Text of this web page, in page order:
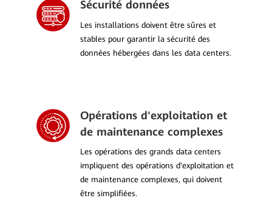
Sécurité données
Les installations doivent être sûres et
stables pour garantir la sécurité des
données hébergées dans les data centers.
Opérations d'exploitation et
de maintenance complexes
Les opérations des grands data centers
impliquent des opérations d'exploitation et
de maintenance complexes, qui doivent
être simplifiées.